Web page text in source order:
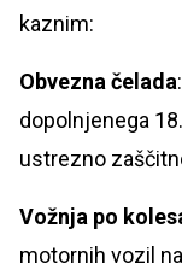
kaznim:
Obvezna čelada
dopolnjenega
ustrezno
Vožnja po
motornih vozil